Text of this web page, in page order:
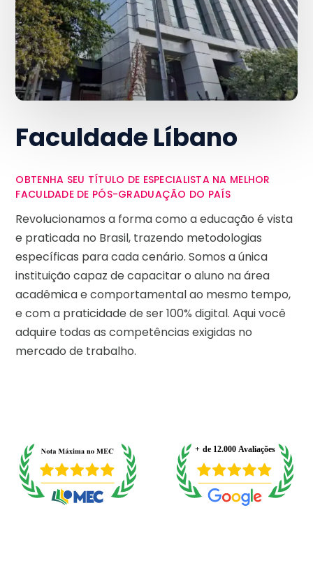
Faculdade Líbano
OBTENHA SEU TÍTULO DE ESPECIALISTA NA MELHOR
FACULDADE DE PÓS-GRADUAÇÃO DO PAÍS
Revolucionamos a forma como a educação é vista
e praticada no Brasil, trazendo metodologias
específicas para cada cenário. Somos a única
instituição capaz de capacitar o aluno na área
acadêmica e comportamental ao mesmo tempo,
e com a praticidade de ser 100% digital. Aqui você
adquire todas as competências exigidas no
mercado de trabalho.